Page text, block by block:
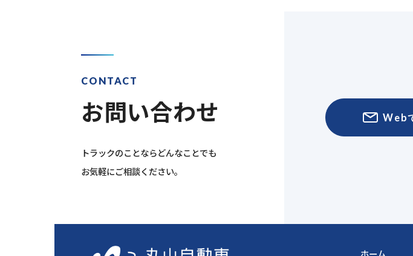
CONTACT
お問い合わせ
トラックのことならどんなことでも
お気軽にご相談ください。
Web
ホーム